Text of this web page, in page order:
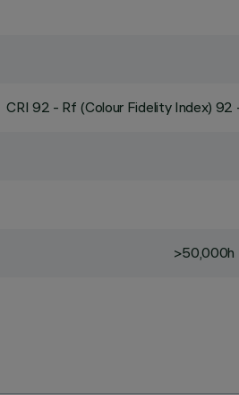
CRI 92 - Rf (Colour Fidelity Index) 92
>50,000h